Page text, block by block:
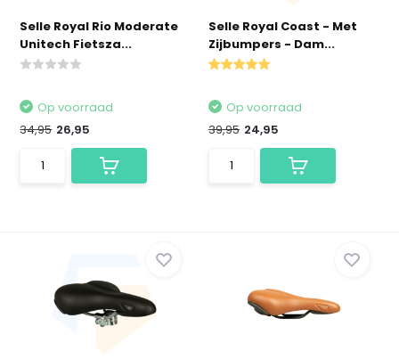
Selle Royal Rio Moderate
Unitech Fietsza...
Op voorraad
34,95 26,95
Selle Royal Coast - Met
Zijbumpers - Dam...
Op voorraad
39,95 24,95